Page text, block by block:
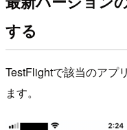
する
TestFlightで該当のアプ
ます。